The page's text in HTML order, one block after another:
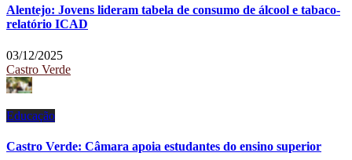
Alentejo: Jovens lideram tabela de consumo de álcool e tabaco-
relatório ICAD
03/12/2025
Castro Verde
Educação
Castro Verde: Câmara apoia estudantes do ensino superior